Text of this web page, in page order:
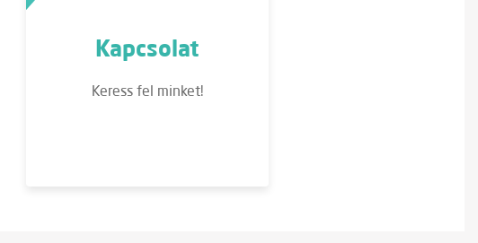
Kapcsolat
Keress fel minket!